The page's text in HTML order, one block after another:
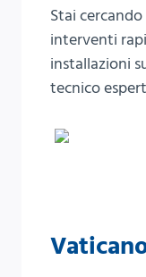
Stai
interventi
installazioni
tecnico